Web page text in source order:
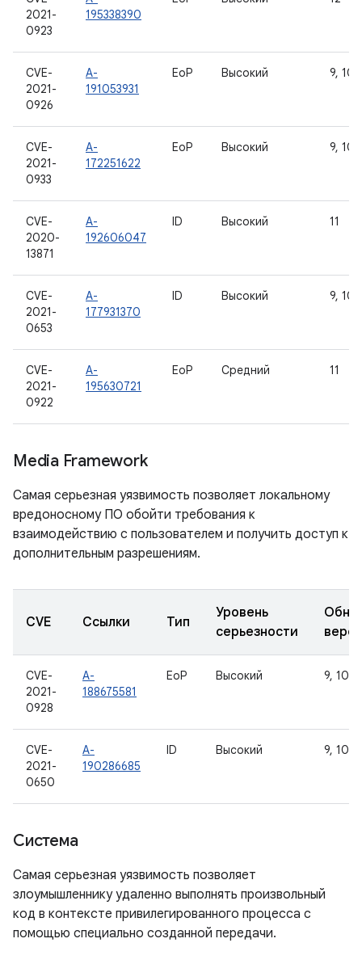
2021-
0923
195338390
CVE-
2021-
0926
A-
191053931
EoP Высокий 9, 10,
CVE-
2021-
0933
A-
172251622
EoP Высокий 9, 10,
CVE-
2020-
13871
A-
192606047
ID Высокий 11
CVE-
2021-
0653
A-
177931370
ID Высокий 9, 10,
CVE-
2021-
0922
A-
195630721
EoP Средний 11
Media Framework
Самая серьезная уязвимость позволяет локальному
вредоносному ПО обойти требования к
взаимодействию с пользователем и получить доступ к
дополнительным разрешениям.
CVE Ссылки Тип
Уровень
серьезности
CVE-
2021-
0928
A-
188675581
EoP Высокий 9, 10,
CVE-
2021-
0650
A-
190286685
ID Высокий 9, 10,
Система
Самая серьезная уязвимость позволяет
злоумышленнику удаленно выполнять произвольный
код в контексте привилегированного процесса с
помощью специально созданной передачи.